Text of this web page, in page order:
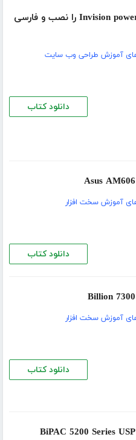
دانلود کتاب چگونه فروم Invision power board را نصب و فارسی
آموزش طراحی وب سایت
دانلود کتاب
آموزش سخت افزار
دانلود کتاب
آموزش سخت افزار
دانلود کتاب